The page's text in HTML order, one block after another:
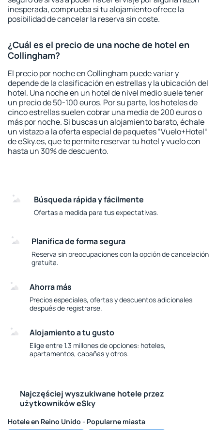
inesperada, comprueba si tu alojamiento ofrece la
posibilidad de cancelar la reserva sin coste.
¿Cuál es el precio de una noche de hotel en
Collingham?
El precio por noche en Collingham puede variar y
depende de la clasificación en estrellas y la ubicación del
hotel. Una noche en un hotel de nivel medio suele tener
un precio de 50-100 euros. Por su parte, los hoteles de
cinco estrellas suelen cobrar una media de 200 euros o
más por noche. Si buscas un alojamiento barato, échale
un vistazo a la oferta especial de paquetes “Vuelo+Hotel“
de eSky.es, que te permite reservar tu hotel y vuelo con
hasta un 30% de descuento.
Búsqueda rápida y fácilmente
Ofertas a medida para tus expectativas.
Planifica de forma segura
Reserva sin preocupaciones con la opción de cancelación
gratuita.
Ahorra más
Precios especiales, ofertas y descuentos adicionales
después de registrarse.
Alojamiento a tu gusto
Elige entre 1.3 millones de opciones: hoteles,
apartamentos, cabañas y otros.
Najczęściej wyszukiwane hotele przez
użytkowników eSky
Hotele en Reino Unido - Popularne miasta